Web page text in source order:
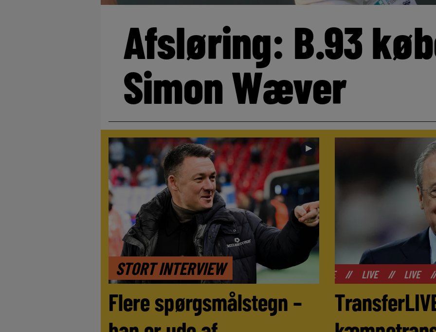
Afsløring: B.93
Simon Wæver
STORT INTERVIEW
►
Flere spørgsmålstegn –
LIVE // LIVE // LIVE //